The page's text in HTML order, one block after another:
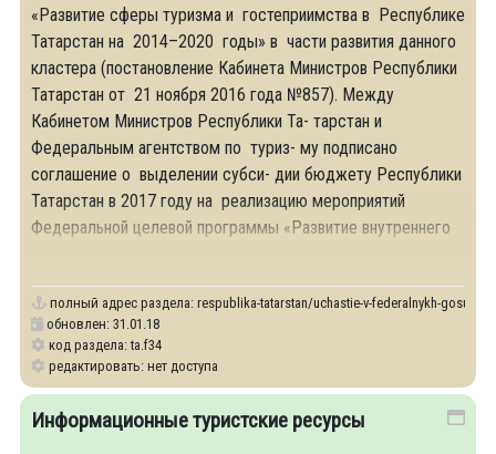
«Развитие сферы туризма и гостеприимства в Республике
Татарстан на 2014–2020 годы» в части развития данного
кластера (постановление Кабинета Министров Республики
Татарстан от 21 ноября 2016 года №857). Между
Кабинетом Министров Республики Та- тарстан и
Федеральным агентством по туриз- му подписано
соглашение о выделении субси- дии бюджету Республики
Татарстан в 2017 году на реализацию мероприятий
Федеральной целевой программы «Развитие внутреннего
полный адрес раздела: respublika-tatarstan/uchastie-v-federalnykh-
обновлен: 31.01.18
код раздела: ta.f34
редактировать: нет доступа
Информационные туристские ресурсы